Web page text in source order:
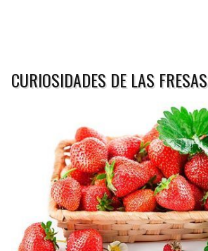
CURIOSIDADES DE LAS FRESAS